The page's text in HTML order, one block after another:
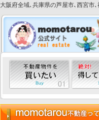
大阪府全域､兵庫県の芦屋市､西宮市